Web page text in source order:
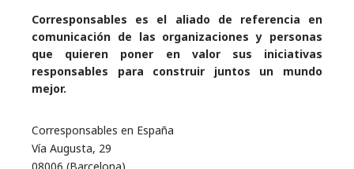
Corresponsables es el aliado de referencia en
comunicación de las organizaciones y personas
que quieren poner en valor sus iniciativas
responsables para construir juntos un mundo
mejor.
Corresponsables en España
Vía Augusta, 29
08006 (Barcelona)